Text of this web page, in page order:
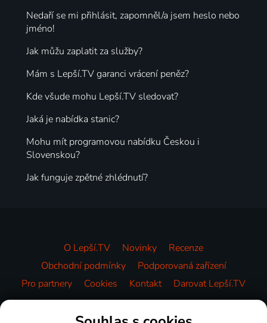
Nedaří se mi přihlásit, zapomněl/a jsem heslo nebo
jméno!
Jak můžu zaplatit za služby?
Mám s Lepší.TV garanci vrácení peněz?
Kde všude mohu Lepší.TV sledovat?
Jaká je nabídka stanic?
Mohu mít programovou nabídku Českou i
Slovenskou?
Jak funguje zpětné zhlédnutí?
O Lepší.TV Novinky
Recenze
Obchodní podmínky
Podporovaná zařízení
Pro partnery
Cookies Kontakt Darovat Lepší.TV
Videotéka